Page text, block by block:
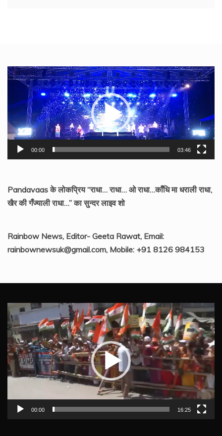
Video
Player
00:00 03:46
Pandavaas के लोकप्रिय “राधा… राधा… ओ राधा…काँधि मा धराली राधा,
खैर की गँज्याली राधा…” का सुन्दर लाइव शो
Rainbow News, Editor- Geeta Rawat, Email:
rainbownewsuk@gmail.com, Mobile: +91 8126 984153
Video
Player
00:00 16:25